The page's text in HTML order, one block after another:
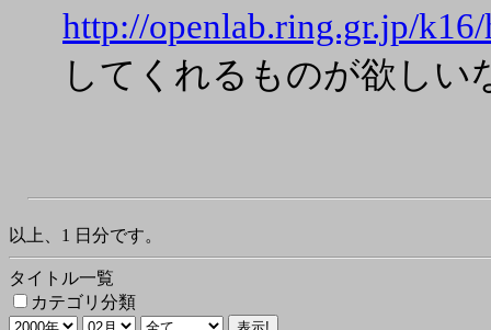
http://openlab.ring.gr.jp/
してくれるものが欲しい
以上、1 日分です。
タイトル一覧
カテゴリ分類